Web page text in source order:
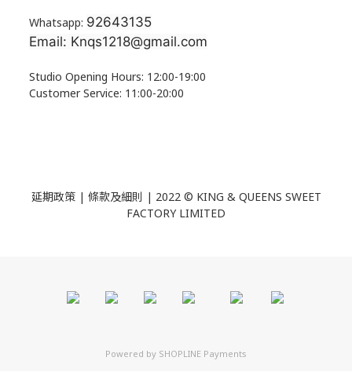
Whatsapp: 92643135
Email: Knqs1218@gmail.com
Studio Opening Hours: 12:00-19:00
Customer Service: 11:00-20:00
延期政策 | 條款及細則 | 2022 © KING & QUEENS SWEET
FACTORY LIMITED
Powered by SHOPLINE Payments